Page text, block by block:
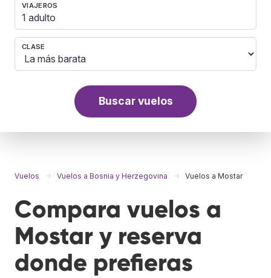
VIAJEROS
1 adulto
CLASE
Buscar vuelos
Vuelos Vuelos a Bosnia y Herzegovina Vuelos a Mostar
Compara vuelos a
Mostar y reserva
donde prefieras